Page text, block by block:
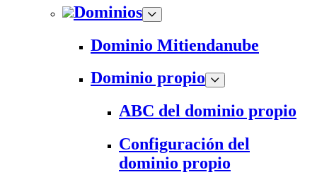
Dominios
Dominio Mitiendanube
Dominio propio
ABC del dominio propio
Configuración del
dominio propio